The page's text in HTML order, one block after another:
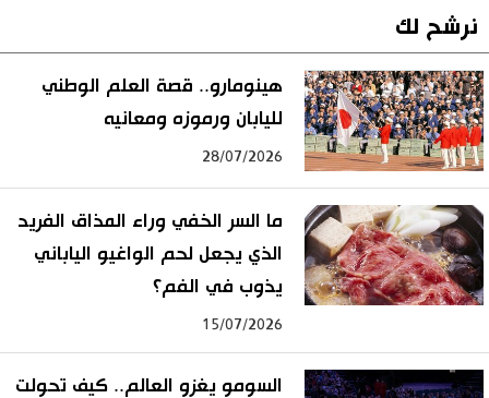
نرشح لك
هينومارو.. قصة العلم الوطني
لليابان ورموزه ومعانيه
28/07/2026
ما السر الخفي وراء المذاق الفريد
الذي يجعل لحم الواغيو الياباني
يذوب في الفم؟
15/07/2026
السومو يغزو العالم.. كيف تحولت